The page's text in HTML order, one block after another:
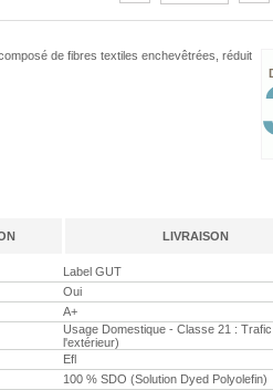
de fibres textiles enchevêtrées, réduit
LIVRAISON
Label GUT
Oui
A+
Usage Domestique - Classe 21 :
l'extérieur)
Efl
100 % SDO (Solution Dyed Polyolefin)